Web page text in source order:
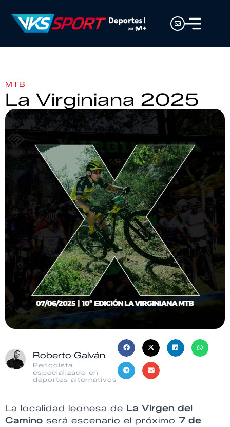
MTB
La Virginiana 2025
Roberto Galván
Periodista
especializado en
deportes alternativos
La localidad leonesa de La Virgen del
Camino será escenario el próximo 7 de